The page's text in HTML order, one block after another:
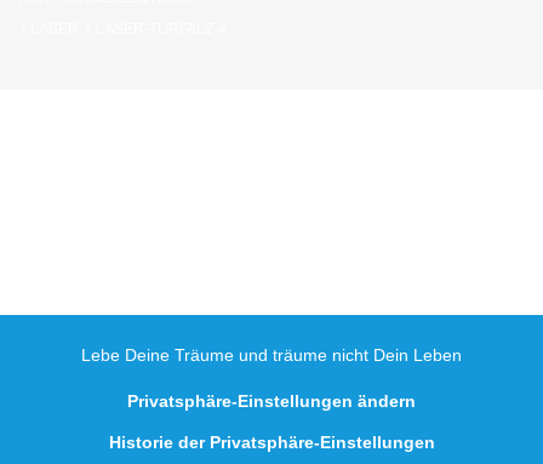
Lebe Deine Träume und träume nicht Dein Leben
Privatsphäre-Einstellungen ändern
Historie der Privatsphäre-Einstellungen